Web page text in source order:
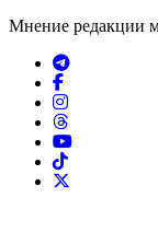
Мнение редакции